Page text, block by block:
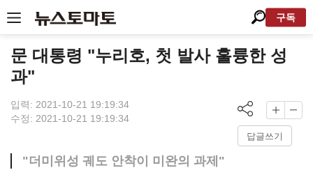
구독
문 대통령 "누리호, 첫 발사 훌륭한 성
과"
입력: 2021-10-21 19:19:34
수정: 2021-10-21 19:19:34
답글쓰기
"더미위성 궤도 안착이 미완의 과제"